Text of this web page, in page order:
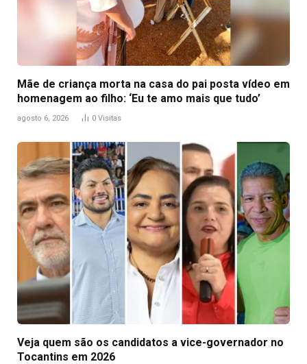
Mãe de criança morta na casa do pai posta vídeo em
homenagem ao filho: ‘Eu te amo mais que tudo’
agosto 6, 2026 0 Visitas
Veja quem são os candidatos a vice-governador no
Tocantins em 2026